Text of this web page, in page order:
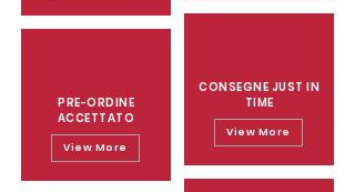
PRE-ORDINE
ACCETTATO
View More
CONSEGNE JUST IN
TIME
View More